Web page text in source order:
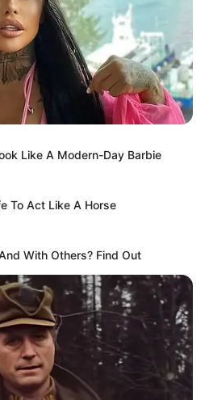
Like A Modern-Day Barbie
To Act Like A Horse
With Others? Find Out